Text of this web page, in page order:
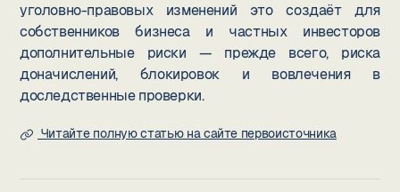
уголовно-правовых изменений это создаёт для
собственников бизнеса и частных инвесторов
дополнительные риски — прежде всего, риска
доначислений, блокировок и вовлечения в
доследственные проверки.
Читайте полную статью на сайте первоисточника